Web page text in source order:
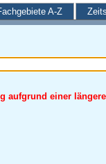
A-Z
aufgrund einer